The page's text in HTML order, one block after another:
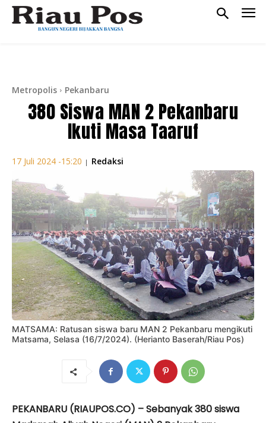
Metropolis Pekanbaru
380 Siswa MAN 2 Pekanbaru
Ikuti Masa Taaruf
17 Juli 2024 -15:20 | Redaksi
MATSAMA: Ratusan siswa baru MAN 2 Pekanbaru mengikuti
Matsama, Selasa (16/7/2024). (Herianto Baserah/Riau Pos)
PEKANBARU (RIAUPOS.CO) – Sebanyak 380 siswa